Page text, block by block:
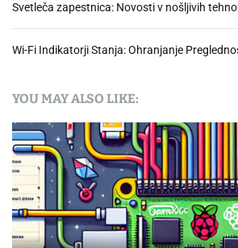
Svetleča zapestnica: Novosti v nošljivih
Wi-Fi Indikatorji Stanja: Ohranjanje
YOU MAY ALSO LIKE: